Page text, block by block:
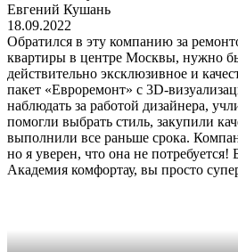
Евгений Кушань
18.09.2022
Обратился в эту компанию за
квартиры в центре Москвы, нужно
действительно эксклюзивное и
пакет «Евроремонт» с 3D-
наблюдать за работой дизайнера,
помогли выбрать стиль, закупили
выполнили все раньше срока.
но я уверен, что она не потребуется!
Академия комфортау, вы просто